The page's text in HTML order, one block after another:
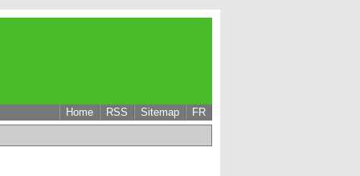
Home RSS Sitemap FR